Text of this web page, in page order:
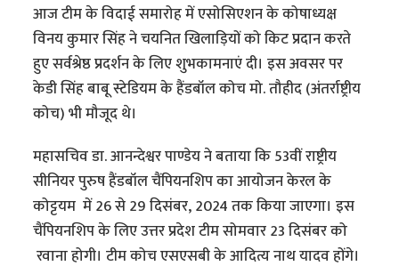
आज टीम के विदाई समारोह में एसोसिएशन के कोषाध्यक्ष
विनय कुमार सिंह ने चयनित खिलाड़ियों को किट प्रदान करते
हुए सर्वश्रेष्ठ प्रदर्शन के लिए शुभकामनाएं दी। इस अवसर पर
केडी सिंह बाबू स्टेडियम के हैंडबॉल कोच मो. तौहीद (अंतर्राष्ट्रीय
कोच) भी मौजूद थे।
महासचिव डा. आनन्देश्वर पाण्डेय ने बताया कि 53वीं राष्ट्रीय
सीनियर पुरुष हैंडबॉल चैंपियनशिप का आयोजन केरल के
कोट्टयम में 26 से 29 दिसंबर, 2024 तक किया जाएगा। इस
चैंपियनशिप के लिए उत्तर प्रदेश टीम सोमवार 23 दिसंबर को
रवाना होगी। टीम कोच एसएसबी के आदित्य नाथ यादव होंगे।